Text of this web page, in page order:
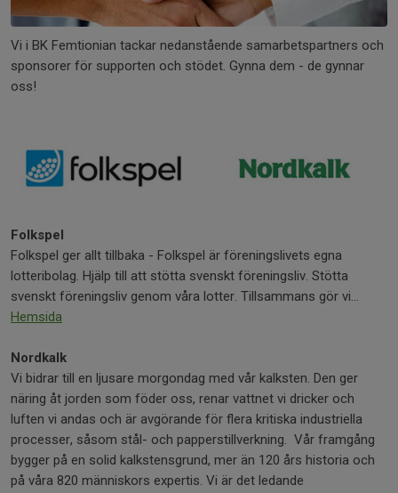
Vi i BK Femtionian tackar nedanstående samarbetspartners och
sponsorer för supporten och stödet. Gynna dem - de gynnar
oss!
Folkspel
Folkspel ger allt tillbaka - Folkspel är föreningslivets egna
lotteribolag. Hjälp till att stötta svenskt föreningsliv. Stötta
svenskt föreningsliv genom våra lotter. Tillsammans gör vi...
Hemsida
Nordkalk
Vi bidrar till en ljusare morgondag med vår kalksten. Den ger
näring åt jorden som föder oss, renar vattnet vi dricker och
luften vi andas och är avgörande för flera kritiska industriella
processer, såsom stål- och papperstillverkning. Vår framgång
bygger på en solid kalkstensgrund, mer än 120 års historia och
på våra 820 människors expertis. Vi är det ledande